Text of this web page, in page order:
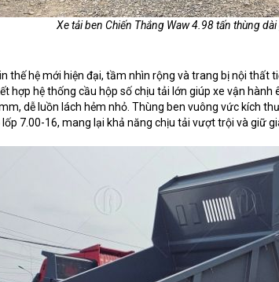
Xe tải ben Chiến Thắng Waw 4.98 tấn thùng
thế hệ mới hiện đại, tầm nhìn rộng và trang bị nội thất
hệ thống cầu hộp số chịu tải lớn giúp xe vận
dễ luồn lách hẻm nhỏ. Thùng ben vuông vức kích
7.00-16, mang lại khả năng chịu tải vượt trội và giữ